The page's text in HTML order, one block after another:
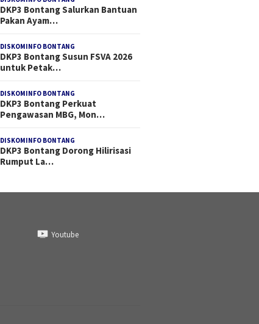
DKP3 Bontang Salurkan Bantuan
Pakan Ayam…
DISKOMINFO BONTANG
DKP3 Bontang Susun FSVA 2026
untuk Petak…
DISKOMINFO BONTANG
DKP3 Bontang Perkuat
Pengawasan MBG, Mon…
DISKOMINFO BONTANG
DKP3 Bontang Dorong Hilirisasi
Rumput La…
Youtube